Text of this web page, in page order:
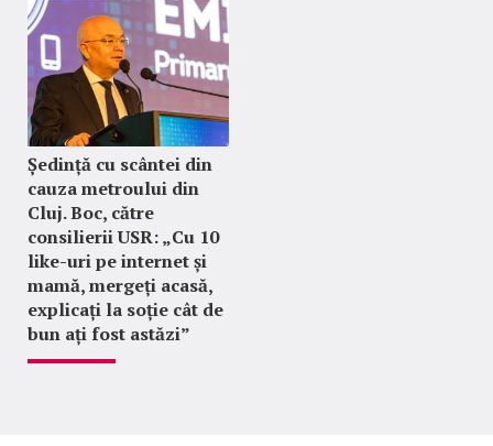
Ședință cu scântei din
cauza metroului din
Cluj. Boc, către
consilierii USR: „Cu 10
like-uri pe internet și
mamă, mergeți acasă,
explicați la soție cât de
bun ați fost astăzi”